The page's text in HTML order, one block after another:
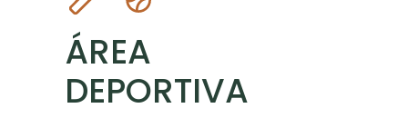
ÁREA
DEPORTIVA